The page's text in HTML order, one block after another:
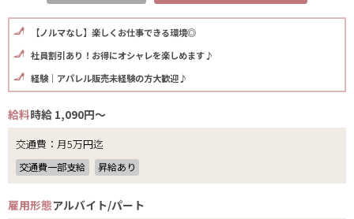
【ノルマなし】楽しくお仕事できる環境◎
社員割引あり！お得にオシャレを楽しめます♪
経験｜アパレル販売未経験の方大歓迎♪
給料時給 1,090円～
交通費：月5万円迄
交通費一部支給 昇給あり
雇用形態アルバイト/パート